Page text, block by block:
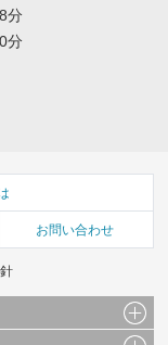
分
分
お問い合わせ